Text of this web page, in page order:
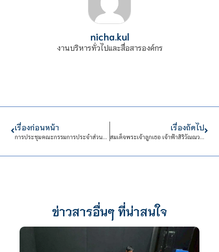
nicha.kul
งานบริหารทั่วไปและสื่อสารองค์กร
เรื่องก่อนหน้า
การประชุมคณะกรรมการประจำส่วนงานโรงเรียนจิตรลดาวิชาชาชีพ (กปร.) ครั้งที่ 18 (2/ปีการศึกษา 2568)
เรื่องถัดไป
สมเด็จพระเจ้าลูกเธอ เจ้าฟ้าสิริวัณณวรี นารีรัตนราชกัญญา เสด็จพระราชดำเนินฯ ทรงเปิดงาน และทอดพระเนตรการแสดงแฟชั่นโชว์ ในนิทรรศการมูลนิธิส่งเสริมศิลปาชีพ ในงาน SENSE OF THAI 2025
ข่าวสารอื่นๆ ที่น่าสนใจ